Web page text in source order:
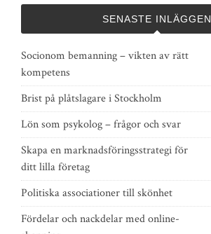
SENASTE INLÄGGEN
Socionom bemanning – vikten av rätt
kompetens
Brist på plåtslagare i Stockholm
Lön som psykolog – frågor och svar
Skapa en marknadsföringsstrategi för
ditt lilla företag
Politiska associationer till skönhet
Fördelar och nackdelar med online-